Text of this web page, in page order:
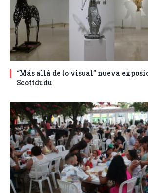
“Más allá de lo visual” nueva
Scottdudu